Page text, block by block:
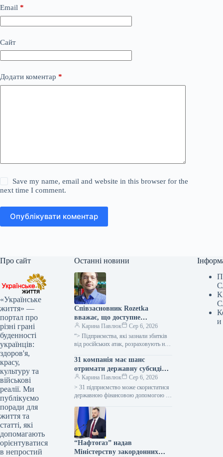
Email *
Сайт
Додати коментар *
Save my name, email and website in this browser for the
next time I comment.
Опублікувати коментар
Про сайт
«Українське
життя» —
портал про
різні грані
буденності
українців:
здоров'я,
красу,
культуру та
військові
реалії. Ми
публікуємо
поради для
життя та
статті, які
допомагають
орієнтуватися
в непростий
Останні новини
Співзасновник Rozetka
вважає, що доступне
страхування, податкові
послаблення та кредитування
на відновлення можуть
зазнали збитків.
Карина Павлюк
Сер 6, 2026
“> Підприємства, які зазнали збитків
від російських атак, розраховують на
пом’якшення наслідків утрат, зокрема
на…
31 компанія має шанс
отримати державну субсидію
на зведення ферм.
Карина Павлюк
Сер 6, 2026
> 31 підприємство може скористатися
державною фінансовою допомогою в
та відновлення тваринницьких
об’єктів, як інформує пресслужба…
“Нафтогаз” надав
Міністерству закордонних
и